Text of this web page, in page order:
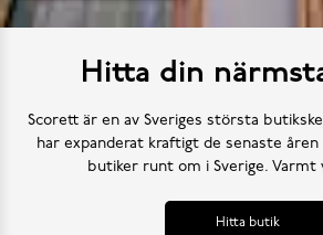
Hitta din
Scorett är en av Sveriges största
har expanderat kraftigt de senaste åren
butiker runt om i Sverige. Varmt
Hitta butik